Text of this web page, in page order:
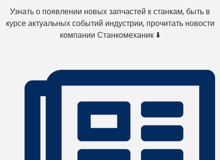
Узнать о появлении новых запчастей к станкам, быть в
курсе актуальных событий индустрии, прочитать новости
компании Станкомеханик ⬇️